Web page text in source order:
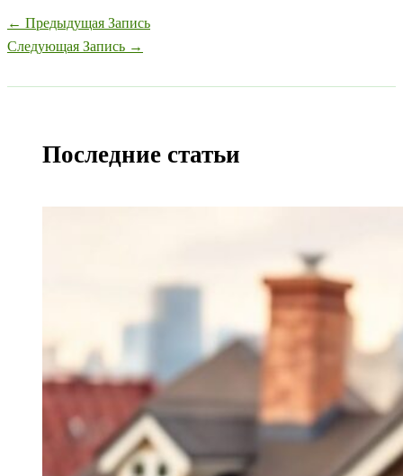
← Предыдущая Запись
Следующая Запись →
Последние статьи